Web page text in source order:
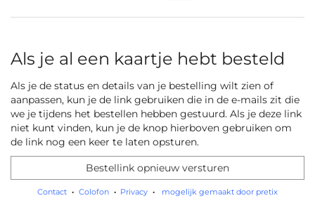
voor
what
want)
Als je al een kaartje hebt besteld
Als je de status en details van je bestelling wilt zien of
aanpassen, kun je de link gebruiken die in de e-mails zit die
we je tijdens het bestellen hebben gestuurd. Als je deze link
niet kunt vinden, kun je de knop hierboven gebruiken om
de link nog een keer te laten opsturen.
Bestellink opnieuw versturen
Contact Colofon Privacy mogelijk gemaakt door pretix